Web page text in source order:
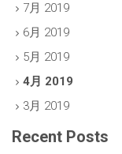
7月 2019
6月 2019
5月 2019
4月 2019
3月 2019
Recent Posts